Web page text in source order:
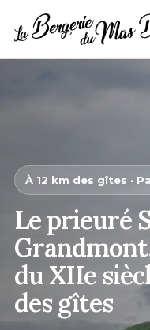
À 12 km des gîtes ·
Le prieuré
du XIIe
des gîtes